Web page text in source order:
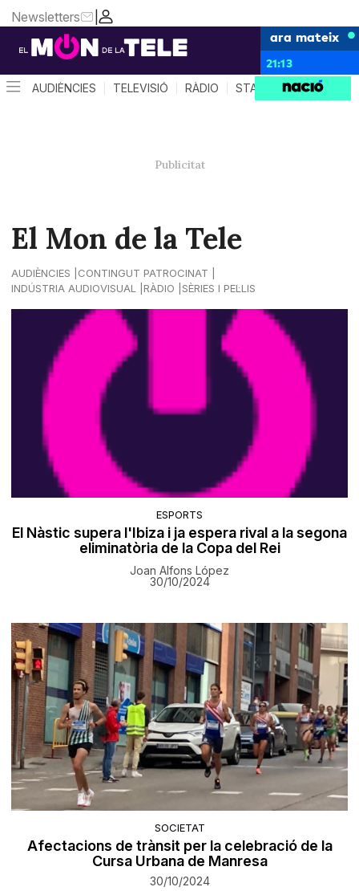
|
Newsletters
ara mateix
21:13
AUDIÈNCIES TELEVISIÓ RÀDIO STAR SYSTEM
El Mon de la Tele
AUDIÈNCIES
CONTINGUT PATROCINAT
INDÚSTRIA AUDIOVISUAL
RÀDIO SÈRIES I PEL·LIS
ESPORTS
El Nàstic supera l'Ibiza i ja espera rival a la segona
eliminatòria de la Copa del Rei
Joan Alfons López
30/10/2024
SOCIETAT
Afectacions de trànsit per la celebració de la
Cursa Urbana de Manresa
30/10/2024